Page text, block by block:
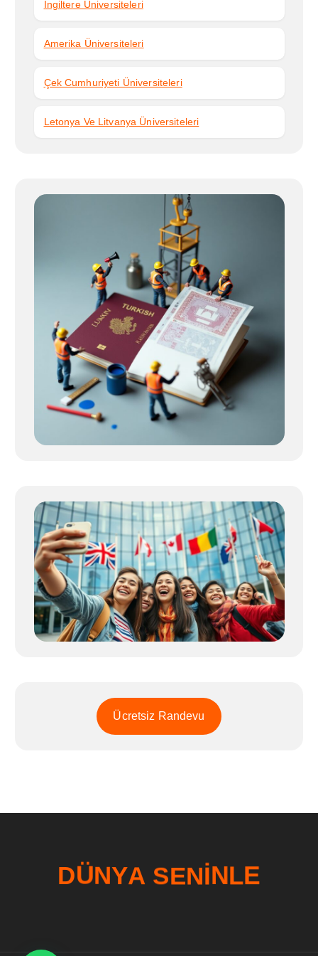
İngiltere Üniversiteleri
Amerika Üniversiteleri
Çek Cumhuriyeti Üniversiteleri
Letonya Ve Litvanya Üniversiteleri
Ücretsiz Randevu
DÜNYA SENINLE